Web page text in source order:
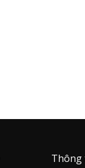
Thông